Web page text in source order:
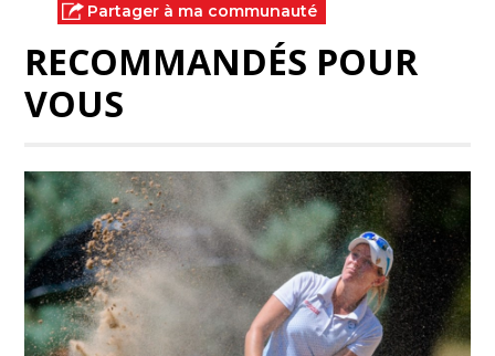
Partager à ma communauté
RECOMMANDÉS POUR
VOUS